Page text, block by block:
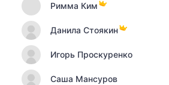
Римма Ким
Данила Стоякин
Игорь Проскуренко
Саша Мансуров